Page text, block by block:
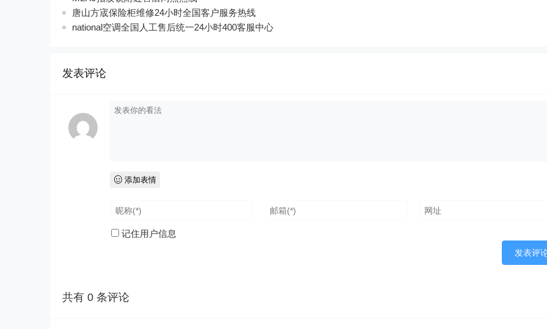
唐山方宬保险柜维修24小时全国客户服务热线
national空调全国人工售后统一24小时400客服中心
发表评论
添加表情
记住用户信息
共有 0 条评论